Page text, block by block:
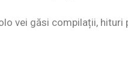
vei găsi compilații, hituri